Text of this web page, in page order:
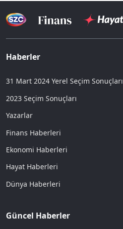
Haberler
31 Mart 2024 Yerel Seçim Sonuçları
2023 Seçim Sonuçları
Yazarlar
Finans Haberleri
Ekonomi Haberleri
Hayat Haberleri
Dünya Haberleri
Güncel Haberler